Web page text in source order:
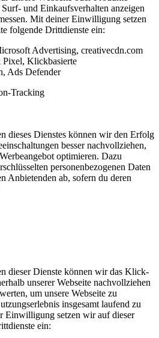
und Einkaufsverhalten anzeigen
Mit deiner Einwilligung setzen
folgende Drittdienste ein:
Advertising, creativecdn.com
Klickbasierte
Ads Defender
Tracking
dieses Dienstes können wir den Erfolg
besser nachvollziehen,
optimieren. Dazu
personenbezogenen Daten
Anbietenden ab, sofern du deren
dieser Dienste können wir das Klick-
unserer Webseite nachvollziehen
um unsere Webseite zu
insgesamt laufend zu
Einwilligung setzen wir auf dieser
ein: